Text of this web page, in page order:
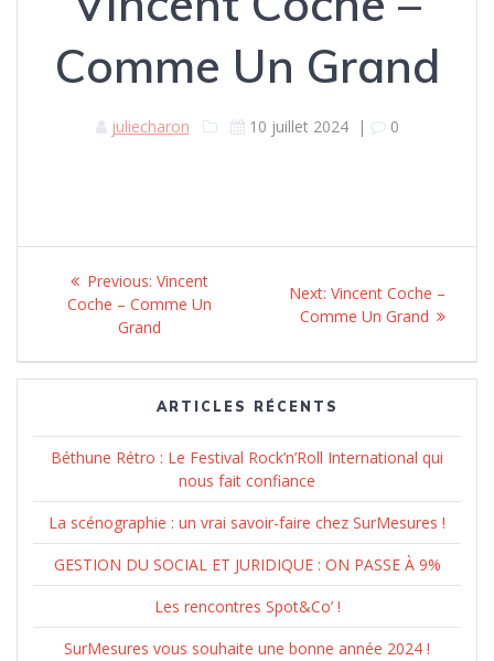
Comme Un Grand
juliecharon 10 juillet 2024| 0
Navigation
l’article
Previous: Previous
post:
Vincent
Coche – Comme Un
Grand
Next: Next
post:
Vincent Coche –
Comme Un Grand
ARTICLES RÉCENTS
Béthune Rétro : Le Festival Rock’n’Roll International qui
nous fait confiance
La scénographie : un vrai savoir-faire chez SurMesures !
GESTION DU SOCIAL ET JURIDIQUE : ON PASSE À 9%
Les rencontres Spot&Co’ !
SurMesures vous souhaite une bonne année 2024 !